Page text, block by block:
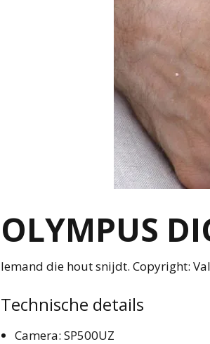
OLYMPUS
Iemand die hout snijdt. Copyright:
Technische details
Camera: SP500UZ